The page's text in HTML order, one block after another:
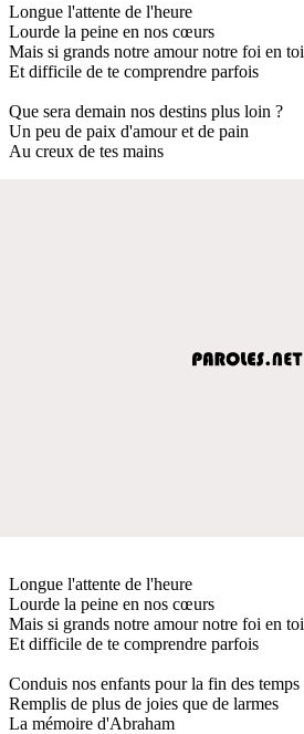
Longue l'attente de l'heure
Lourde la peine en nos cœurs
Mais si grands notre amour notre foi en toi
Et difficile de te comprendre parfois
Que sera demain nos destins plus loin ?
Un peu de paix d'amour et de pain
Au creux de tes mains
Longue l'attente de l'heure
Lourde la peine en nos cœurs
Mais si grands notre amour notre foi en toi
Et difficile de te comprendre parfois
Conduis nos enfants pour la fin des temps
Remplis de plus de joies que de larmes
La mémoire d'Abraham